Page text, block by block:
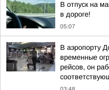
В отпуск на
в дороге!
05:07
В аэропорту
временные
рейсов, он